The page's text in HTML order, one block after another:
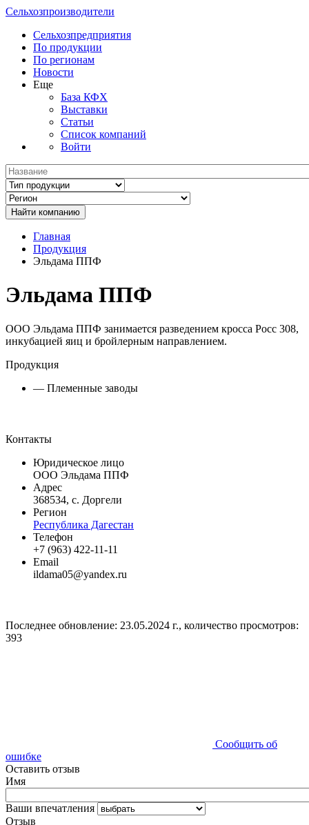
Сельхозпроизводители
Сельхозпредприятия
По продукции
По регионам
Новости
Еще
База КФХ
Выставки
Статьи
Список компаний
Войти
Главная
Продукция
Эльдама ППФ
Эльдама ППФ
ООО Эльдама ППФ занимается разведением кросса Росс 308,
инкубацией яиц и бройлерным направлением.
Продукция
— Племенные заводы
Контакты
Юридическое лицо
ООО Эльдама ППФ
Адрес
368534, с. Доргели
Регион
Республика Дагестан
Телефон
+7 (963) 422-11-11
Email
ildama05@yandex.ru
Последнее обновление: 23.05.2024 г., количество просмотров:
393
Сообщить об
ошибке
Оставить отзыв
Имя
Ваши впечатления
Отзыв